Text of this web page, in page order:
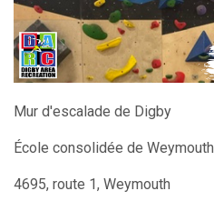
Mur d'escalade de Digby
École consolidée de Weymouth
4695, route 1, Weymouth